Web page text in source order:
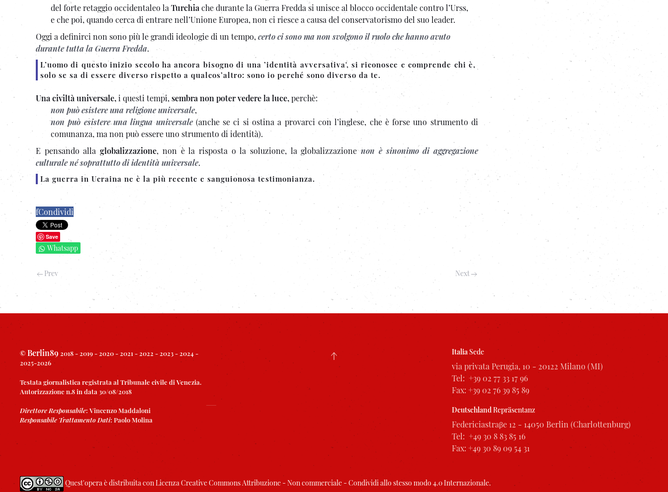
del forte retaggio occidentaleo la Turchia che durante la Guerra Fredda si unisce al blocco occidentale contro l’Urss,
e che poi, quando cerca di entrare nell’Unione Europea, non ci riesce a causa del conservatorismo del suo leader.
Oggi a definirci non sono più le grandi ideologie di un tempo, certo ci sono ma non svolgono il ruolo che hanno avuto
durante tutta la Guerra Fredda.
L’uomo di questo inizio secolo ha ancora bisogno di una ’identità avversativa', si riconosce e comprende chi è,
solo se sa di essere diverso rispetto a qualcos’altro: sono io perché sono diverso da te.
Una civiltà universale,i questi tempi, sembra non poter vedere la luce,perchè:
non può esistere una religione universale,
non può esistere una lingua universale(anche se ci si ostina a provarci con l’inglese, che è forse uno strumento di
comunanza, ma non può essere uno strumento di identità).
E pensando allaglobalizzazione, non è la risposta o la soluzione, la globalizzazionenon è sinonimo di aggregazione
culturale né soprattutto di identità universale.
La guerra in Ucraina ne è la più recente e sanguionosa testimonianza.
fCondividi
Save
Whatsapp
Prev Next
© Berlin89 2018 - 2019 - 2020 - 2021 - 2022 - 2023 - 2024 -
2025-2026
Testata giornalistica registrata al Tribunale civile di Venezia.
Autorizzazione n.8 in data 30/08/2018
Direttore Responsabile: Vincenzo Maddaloni
Responsabile Trattamento Dati: Paolo Molina
ItaliaSede
via privata Perugia, 10 - 20122 Milano (MI)
Tel: +39 02 77 33 17 96
Fax: +39 02 76 39 85 89
DeutschlandRepräsentanz
Federiciastraβe 12 - 14050 Berlin (Charlottenburg)
Tel: +49 30 8 83 85 16
Fax: +49 30 89 09 54 31
Quest'opera è distribuita con LicenzaCreative Commons Attribuzione - Non commerciale - Condividi allo stesso modo 4.0 Internazionale.